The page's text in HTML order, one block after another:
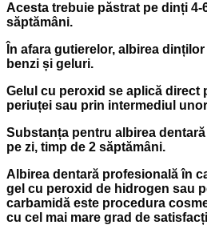
Acesta trebuie păstrat pe dinți 4-
săptămâni.
În afara gutierelor, albirea
benzi și geluri.
Gelul cu peroxid se aplică direct
periuței sau prin intermediul
Substanța pentru albirea
pe zi, timp de 2 săptămâni.
Albirea dentară profesională în
gel cu peroxid de hidrogen sau
carbamidă este procedura
cu cel mai mare grad de